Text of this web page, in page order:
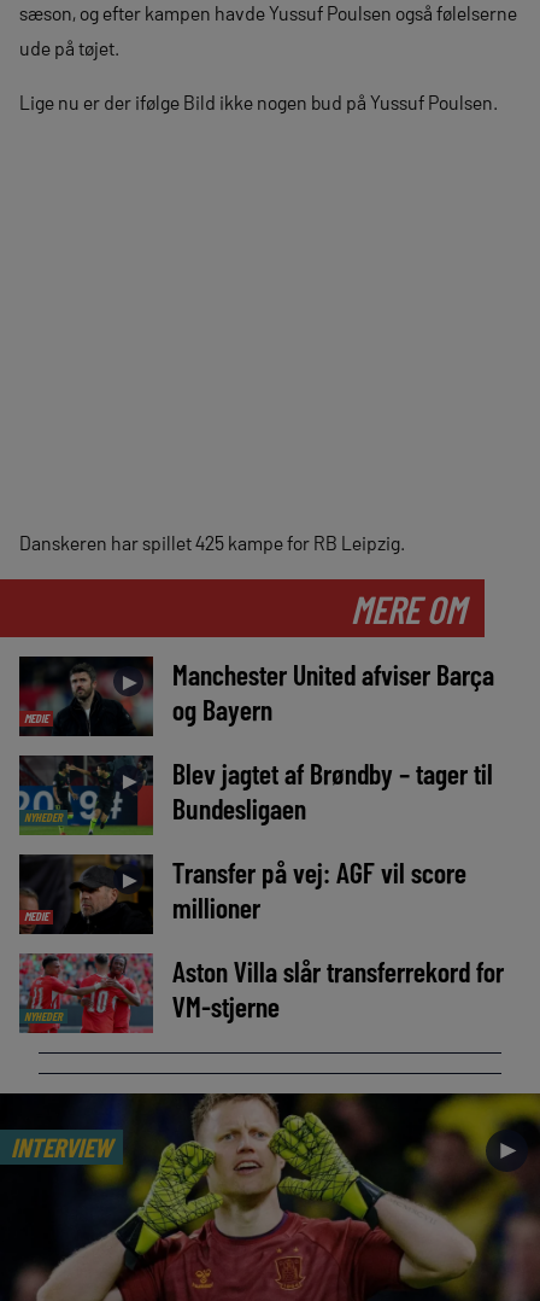
sæson, og efter kampen havde Yussuf Poulsen også følelserne
ude på tøjet.
Lige nu er der ifølge Bild ikke nogen bud på Yussuf Poulsen.
Danskeren har spillet 425 kampe for RB Leipzig.
MERE OM
MEDIE
►
Manchester United afviser Barça
og Bayern
NYHEDER
►
Blev jagtet af Brøndby – tager til
Bundesligaen
MEDIE
►
Transfer på vej: AGF vil score
millioner
NYHEDER
Aston Villa slår transferrekord for
VM-stjerne
INTERVIEW ►